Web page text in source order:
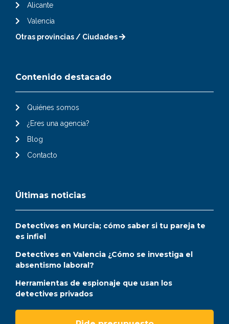
Alicante
Valencia
Otras provincias / Ciudades
Contenido destacado
Quiénes somos
¿Eres una agencia?
Blog
Contacto
Últimas noticias
Detectives en Murcia; cómo saber si tu pareja te
es infiel
Detectives en Valencia ¿Cómo se investiga el
absentismo laboral?
Herramientas de espionaje que usan los
detectives privados